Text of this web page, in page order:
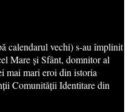
calendarul vechi) s-au împlinit
Mare și Sfânt, domnitor al
mai mari eroi din istoria
Comunității Identitare din